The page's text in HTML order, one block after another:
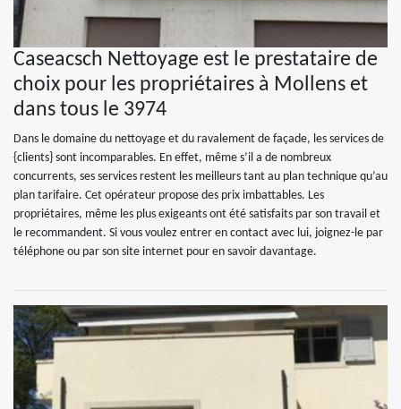
Caseacsch Nettoyage est le prestataire de
choix pour les propriétaires à Mollens et
dans tous le 3974
Dans le domaine du nettoyage et du ravalement de façade, les services de
{clients} sont incomparables. En effet, même s’il a de nombreux
concurrents, ses services restent les meilleurs tant au plan technique qu’au
plan tarifaire. Cet opérateur propose des prix imbattables. Les
propriétaires, même les plus exigeants ont été satisfaits par son travail et
le recommandent. Si vous voulez entrer en contact avec lui, joignez-le par
téléphone ou par son site internet pour en savoir davantage.